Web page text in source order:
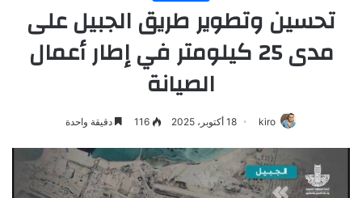
تحسين وتطوير طريق الجبيل على
مدى 25 كيلومتر في إطار أعمال
الصيانة
kiro 18 أكتوبر، 2025 116 دقيقة واحدة